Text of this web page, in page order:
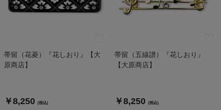
帯留（花菱）『花しおり』【大
原商店】
￥8,250 (税込)
帯留（五線譜）『花しおり』
【大原商店】
￥8,250 (税込)